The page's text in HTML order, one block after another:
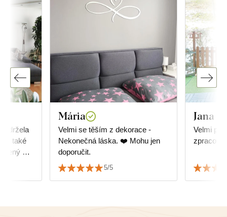
u
Mária
Velmi se těším z dekorace -
Nekonečná láska. ❤️ Mohu jen
doporučit.
5/5
Jana
Velmi